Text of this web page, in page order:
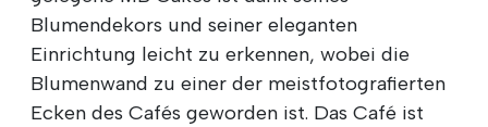
Blumendekors und seiner eleganten
Einrichtung leicht zu erkennen, wobei die
Blumenwand zu einer der meistfotografierten
Ecken des Cafés geworden ist. Das Café ist